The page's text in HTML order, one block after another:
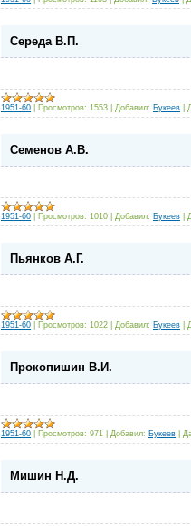
Середа В.П.
1951-60 Просмотров: 1553 Добавил: Букеев
Семенов А.В.
1951-60 Просмотров: 1010 Добавил: Букеев
Пьянков А.Г.
1951-60 Просмотров: 1022 Добавил: Букеев
Прокопишин В.И.
1951-60 Просмотров: 971 Добавил: Букеев
Мишин Н.Д.